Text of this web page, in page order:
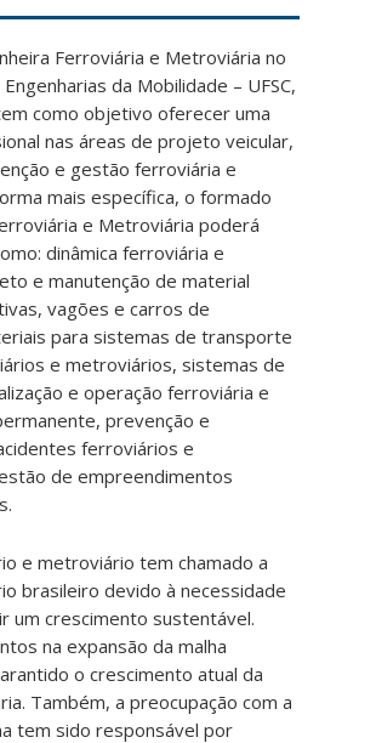
Ferroviária e Metroviária no
da Mobilidade – UFSC,
como objetivo oferecer uma
nas áreas de projeto veicular,
e gestão ferroviária e
mais específica, o formado
e Metroviária poderá
dinâmica ferroviária e
e manutenção de material
vagões e carros de
para sistemas de transporte
e metroviários, sistemas de
e operação ferroviária e
prevenção e
ferroviários e
de empreendimentos
e metroviário tem chamado a
brasileiro devido à necessidade
um crescimento sustentável.
na expansão da malha
o crescimento atual da
Também, a preocupação com a
tem sido responsável por